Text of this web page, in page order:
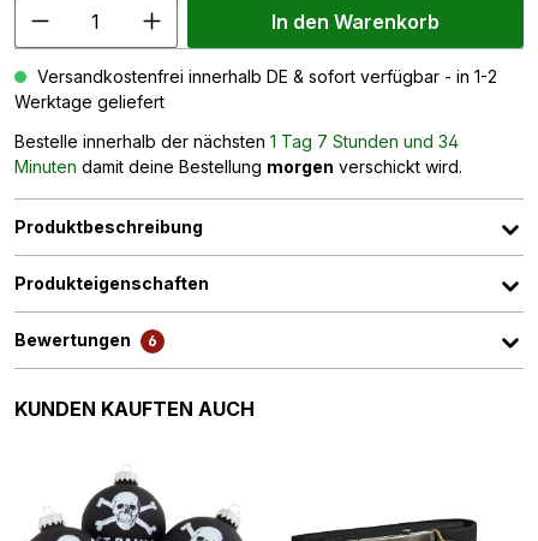
In den Warenkorb
Versandkostenfrei innerhalb DE & sofort verfügbar - in 1-2
Werktage geliefert
Bestelle innerhalb der nächsten 1 Tag 7 Stunden und 34
Minuten damit deine Bestellung morgen verschickt wird.
Produktbeschreibung
Produkteigenschaften
Bewertungen 6
Produktgalerie überspringen
KUNDEN KAUFTEN AUCH